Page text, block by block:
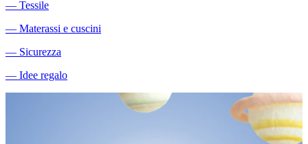
― Tessile
― Materassi e cuscini
― Sicurezza
― Idee regalo